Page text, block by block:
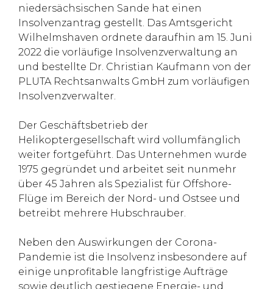
niedersächsischen Sande hat einen
Insolvenzantrag gestellt. Das Amtsgericht
Wilhelmshaven ordnete daraufhin am 15. Juni
2022 die vorläufige Insolvenzverwaltung an
und bestellte Dr. Christian Kaufmann von der
PLUTA Rechtsanwalts GmbH zum vorläufigen
Insolvenzverwalter.
Der Geschäftsbetrieb der
Helikoptergesellschaft wird vollumfänglich
weiter fortgeführt. Das Unternehmen wurde
1975 gegründet und arbeitet seit nunmehr
über 45 Jahren als Spezialist für Offshore-
Flüge im Bereich der Nord- und Ostsee und
betreibt mehrere Hubschrauber.
Neben den Auswirkungen der Corona-
Pandemie ist die Insolvenz insbesondere auf
einige unprofitable langfristige Aufträge
sowie deutlich gestiegene Energie- und